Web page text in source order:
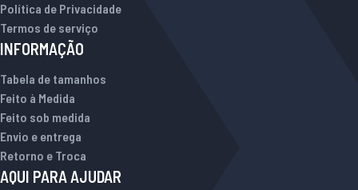
Política de Privacidade
Termos de serviço
INFORMAÇÃO
Tabela de tamanhos
Feito à Medida
Feito sob medida
Envio e entrega
Retorno e Troca
AQUI PARA AJUDAR